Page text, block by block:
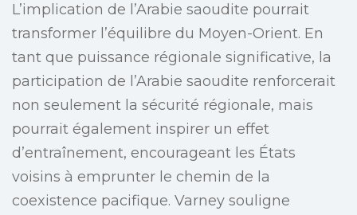
L’implication de l’Arabie saoudite pourrait
transformer l’équilibre du Moyen-Orient. En
tant que puissance régionale significative, la
participation de l’Arabie saoudite renforcerait
non seulement la sécurité régionale, mais
pourrait également inspirer un effet
d’entraînement, encourageant les États
voisins à emprunter le chemin de la
coexistence pacifique. Varney souligne